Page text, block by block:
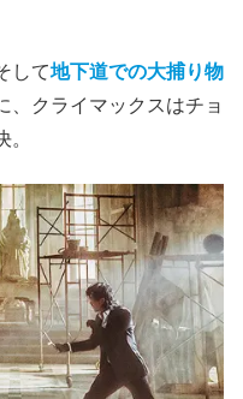
して地下道での大捕り物
、クライマックスはチョ